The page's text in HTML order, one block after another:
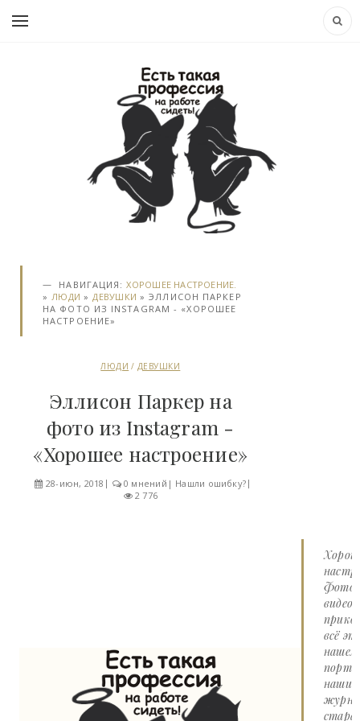
НАВИГАЦИЯ:ХОРОШЕЕ НАСТРОЕНИЕ.
»ЛЮДИ »ДЕВУШКИ » ЭЛЛИСОН ПАРКЕР
НА ФОТО ИЗ INSTAGRAM - «ХОРОШЕЕ
НАСТРОЕНИЕ»
ЛЮДИ / ДЕВУШКИ
Эллисон Паркер на
фото из Instagram -
«Хорошее настроение»
28-июн, 2018 0 мнений | Нашли ошибку?
2 776
Фото
видео
всё
нашем
наши